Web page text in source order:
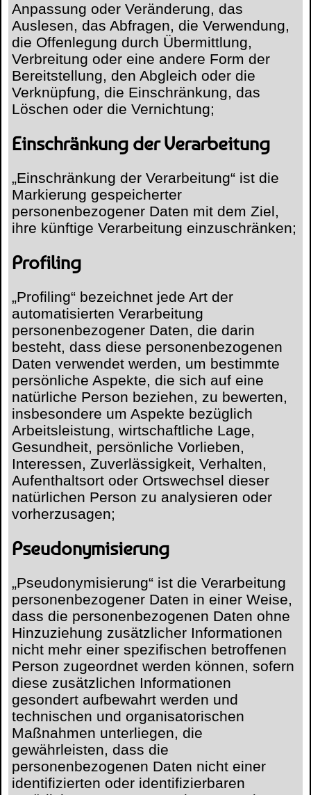
Anpassung oder Veränderung, das
Auslesen, das Abfragen, die Verwendung,
die Offenlegung durch Übermittlung,
Verbreitung oder eine andere Form der
Bereitstellung, den Abgleich oder die
Verknüpfung, die Einschränkung, das
Löschen oder die Vernichtung;
Einschränkung der Verarbeitung
„Einschränkung der Verarbeitung“ ist die
Markierung gespeicherter
personenbezogener Daten mit dem Ziel,
ihre künftige Verarbeitung einzuschränken;
Profiling
„Profiling“ bezeichnet jede Art der
automatisierten Verarbeitung
personenbezogener Daten, die darin
besteht, dass diese personenbezogenen
Daten verwendet werden, um bestimmte
persönliche Aspekte, die sich auf eine
natürliche Person beziehen, zu bewerten,
insbesondere um Aspekte bezüglich
Arbeitsleistung, wirtschaftliche Lage,
Gesundheit, persönliche Vorlieben,
Interessen, Zuverlässigkeit, Verhalten,
Aufenthaltsort oder Ortswechsel dieser
natürlichen Person zu analysieren oder
vorherzusagen;
Pseudonymisierung
„Pseudonymisierung“ ist die Verarbeitung
personenbezogener Daten in einer Weise,
dass die personenbezogenen Daten ohne
Hinzuziehung zusätzlicher Informationen
nicht mehr einer spezifischen betroffenen
Person zugeordnet werden können, sofern
diese zusätzlichen Informationen
gesondert aufbewahrt werden und
technischen und organisatorischen
Maßnahmen unterliegen, die
gewährleisten, dass die
personenbezogenen Daten nicht einer
identifizierten oder identifizierbaren